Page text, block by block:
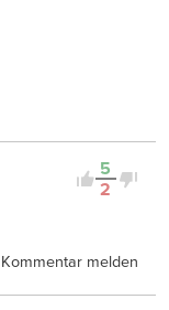
5
2
Kommentar melden